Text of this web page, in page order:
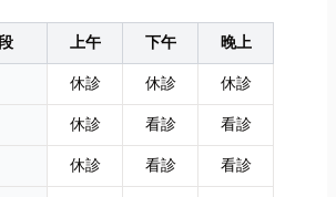
上午 下午
晚上
休診 休診
休診
休診 看診
看診
休診 看診
看診